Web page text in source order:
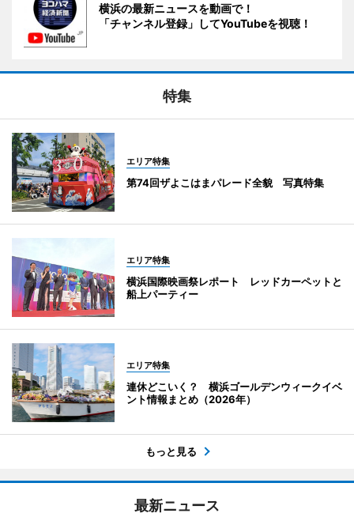
横浜の最新ニュースを動画で！
「チャンネル登録」してYouTubeを視聴！
特集
エリア特集
第74回ザよこはまパレード全貌 写真特集
エリア特集
横浜国際映画祭レポート レッドカーペットと
船上パーティー
エリア特集
連休どこいく？ 横浜ゴールデンウィークイベ
ント情報まとめ（2026年）
もっと見る
最新ニュース